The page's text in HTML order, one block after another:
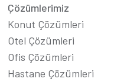
Çözümlerimiz
Konut Çözümleri
Otel Çözümleri
Ofis Çözümleri
Hastane Çözümleri